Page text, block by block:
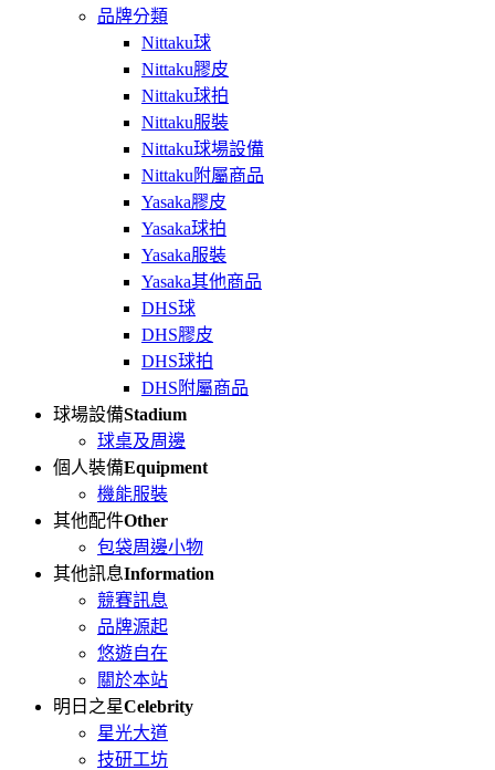
品牌分類
Nittaku球
Nittaku膠皮
Nittaku球拍
Nittaku服裝
Nittaku球場設備
Nittaku附屬商品
Yasaka膠皮
Yasaka球拍
Yasaka服裝
Yasaka其他商品
DHS球
DHS膠皮
DHS球拍
DHS附屬商品
球場設備Stadium
球桌及周邊
個人裝備Equipment
機能服裝
其他配件Other
包袋周邊小物
其他訊息Information
競賽訊息
品牌源起
悠遊自在
關於本站
明日之星Celebrity
星光大道
技研工坊